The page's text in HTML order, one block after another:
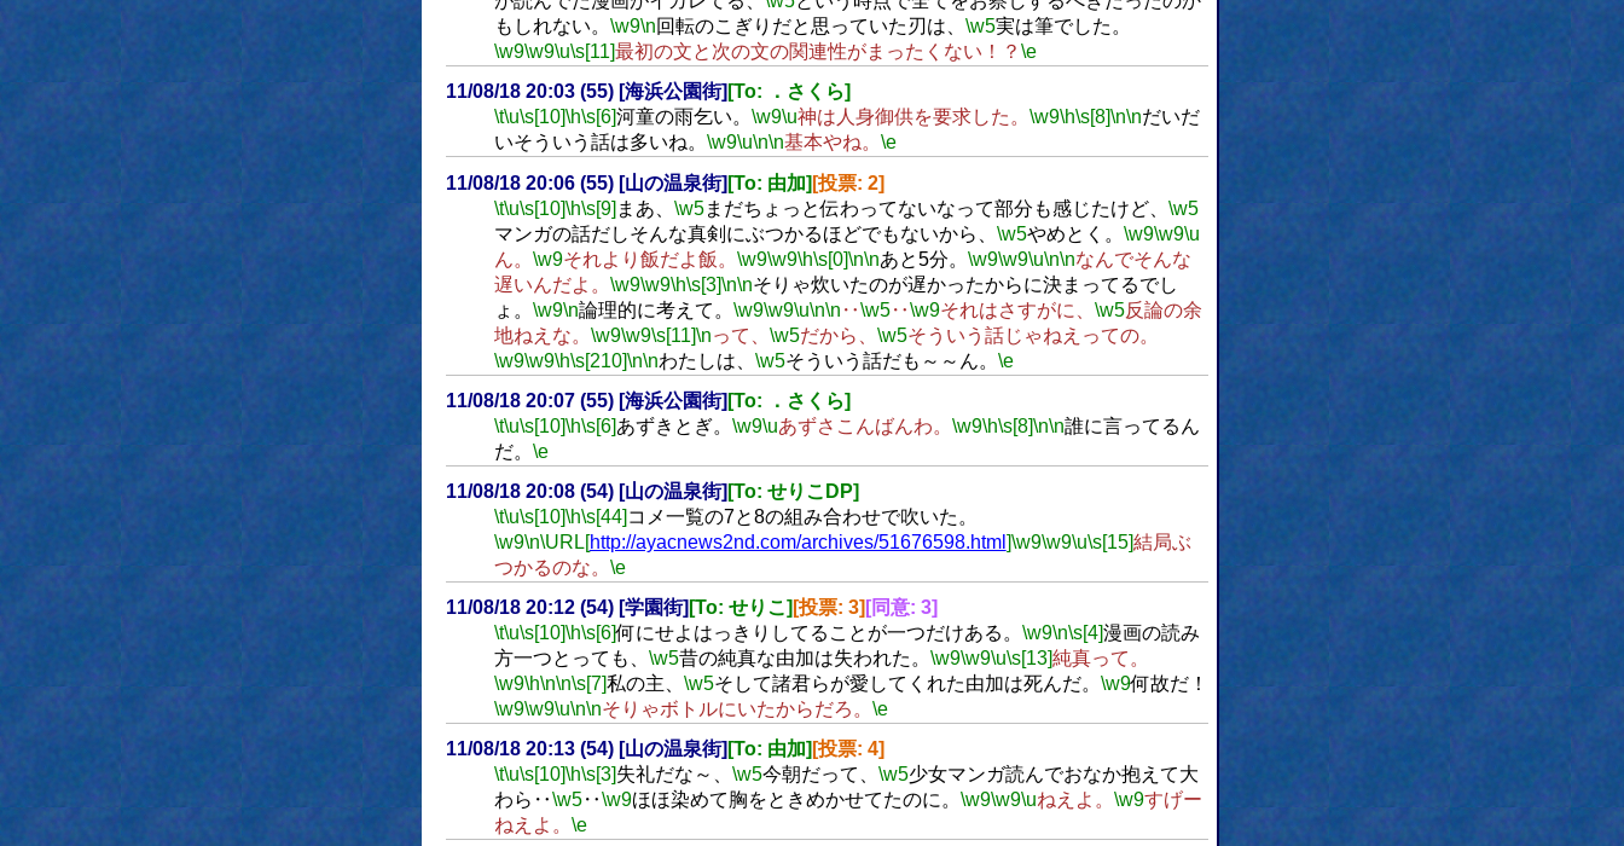
もしれない。 \w9\n回転のこぎりだと思っていた刃は、 \w5実は筆でした。
\w9\w9\u\s[11]最初の文と次の文の関連性がまったくない！？ \e
11/08/18 20:03 (55) [海浜公園街] [To: ．さくら]
\t\u\s[10]\h\s[6]河童の雨乞い。 \w9\u神は人身御供を要求した。 \w9\h\s[8]\n\nだいだ
いそういう話は多いね。 \w9\u\n\n基本やね。 \e
11/08/18 20:06 (55) [山の温泉街] [To: 由加] [投票: 2]
\t\u\s[10]\h\s[9] まあ、 \w5まだちょっと伝わってないなって部分も感じたけど、 \w5
マンガの話だしそんな真剣にぶつかるほどでもないから、 \w5やめとく。 \w9\w9\u
ん。 \w9それより飯だよ飯。 \w9\w9\h\s[0]\n\nあと5分。 \w9\w9\u\n\nなんでそんな
遅いんだよ。 \w9\w9\h\s[3]\n\nそりゃ炊いたのが遅かったからに決まってるでし
ょ。 \w9\n論理的に考えて。 \w9\w9\u\n\n ‥\w5‥\w9それはさすがに、 \w5反論の余
地ねえな。 \w9\w9\s[11]\nって、 \w5だから、 \w5そういう話じゃねえっての。
\w9\w9\h\s[210]\n\nわたしは、 \w5そういう話だも～～ん。 \e
11/08/18 20:07 (55) [海浜公園街] [To: ．さくら]
\t\u\s[10]\h\s[6]あずきとぎ。 \w9\uあずさこんばんわ。 \w9\h\s[8]\n\n誰に言ってるん
だ。 \e
11/08/18 20:08 (54) [山の温泉街] [To: せりこDP]
\t\u\s[10]\h\s[44] コメ一覧の7と8の組み合わせで吹いた。
\w9\n\URL[http://ayacnews2nd.com/archives/51676598.html ]\w9\w9\u\s[15]結局ぶ
つかるのな。 \e
11/08/18 20:12 (54) [学園街] [To: せりこ] [投票: 3] [同意: 3]
\t\u\s[10]\h\s[6]何にせよはっきりしてることが一つだけある。 \w9\n\s[4]漫画の読み
方一つとっても、 \w5昔の純真な由加は失われた。 \w9\w9\u\s[13]純真って。
\w9\h\n\n\s[7]私の主、 \w5そして諸君らが愛してくれた由加は死んだ。 \w9何故だ！
\w9\w9\u\n\nそりゃボトルにいたからだろ。 \e
11/08/18 20:13 (54) [山の温泉街] [To: 由加] [投票: 4]
\t\u\s[10]\h\s[3]失礼だな～、 \w5今朝だって、 \w5少女マンガ読んでおなか抱えて大
わら‥\w5‥\w9ほほ染めて胸をときめかせてたのに。 \w9\w9\uねえよ。 \w9すげー
ねえよ。 \e